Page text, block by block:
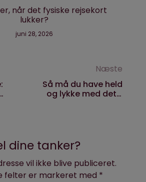
når det fysiske rejsekort
lukker?
juni 28, 2026
Næste
Så må du have held
og lykke med det, i
dine tanker?
vil ikke blive publiceret.
felter er markeret med *